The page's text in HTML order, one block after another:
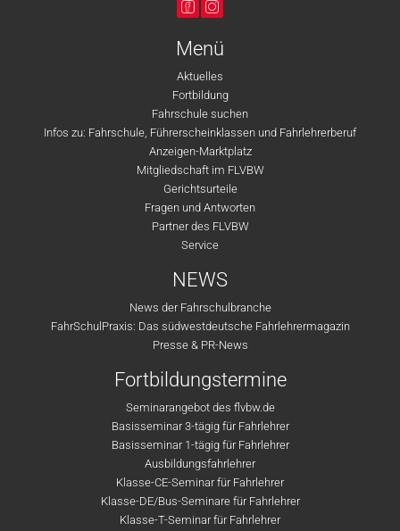
Menü
Aktuelles
Fortbildung
Fahrschule suchen
Infos zu: Fahrschule, Führerscheinklassen und Fahrlehrerberuf
Anzeigen-Marktplatz
Mitgliedschaft im FLVBW
Gerichtsurteile
Fragen und Antworten
Partner des FLVBW
Service
NEWS
News der Fahrschulbranche
FahrSchulPraxis: Das südwestdeutsche Fahrlehrermagazin
Presse & PR-News
Fortbildungstermine
Seminarangebot des flvbw.de
Basisseminar 3-tägig für Fahrlehrer
Basisseminar 1-tägig für Fahrlehrer
Ausbildungsfahrlehrer
Klasse-CE-Seminar für Fahrlehrer
Klasse-DE/Bus-Seminare für Fahrlehrer
Klasse-T-Seminar für Fahrlehrer